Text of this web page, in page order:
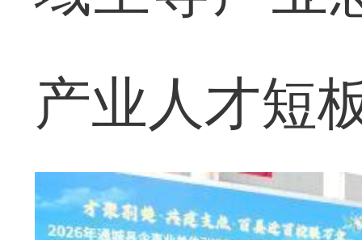
产业人才短